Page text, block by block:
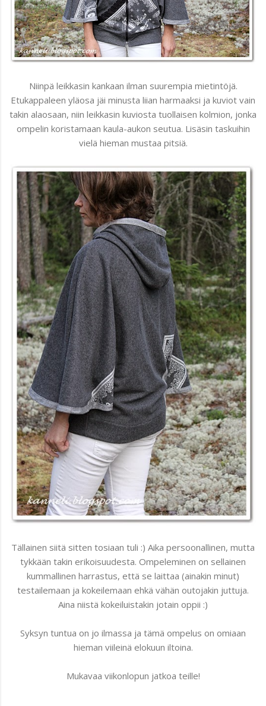
Niinpä leikkasin kankaan ilman suurempia mietintöjä.
Etukappaleen yläosa jäi minusta liian harmaaksi ja kuviot vain
takin alaosaan, niin leikkasin kuviosta tuollaisen kolmion, jonka
ompelin koristamaan kaula-aukon seutua. Lisäsin taskuihin
vielä hieman mustaa pitsiä.
Tällainen siitä sitten tosiaan tuli :) Aika persoonallinen, mutta
tykkään takin erikoisuudesta. Ompeleminen on sellainen
kummallinen harrastus, että se laittaa (ainakin minut)
testailemaan ja kokeilemaan ehkä vähän outojakin juttuja.
Aina niistä kokeiluistakin jotain oppii :)
Syksyn tuntua on jo ilmassa ja tämä ompelus on omiaan
hieman viileinä elokuun iltoina.
Mukavaa viikonlopun jatkoa teille!